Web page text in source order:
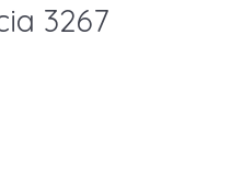
3267